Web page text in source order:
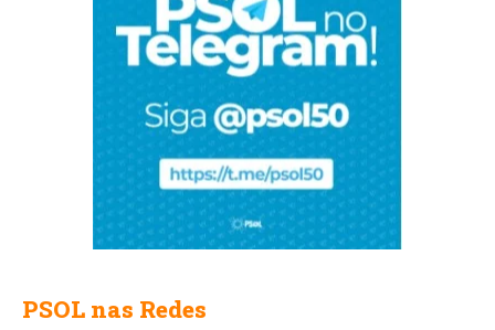
PSOL nas Redes